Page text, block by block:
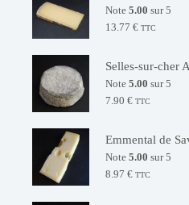
Note 5.00 sur 5
13.77 € TTC
Selles-sur-cher
Note 5.00 sur 5
7.90 € TTC
Emmental de
Note 5.00 sur 5
8.97 € TTC